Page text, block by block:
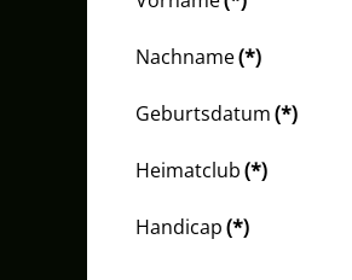
Nachname(*)
Geburtsdatum(*)
Heimatclub(*)
Handicap(*)